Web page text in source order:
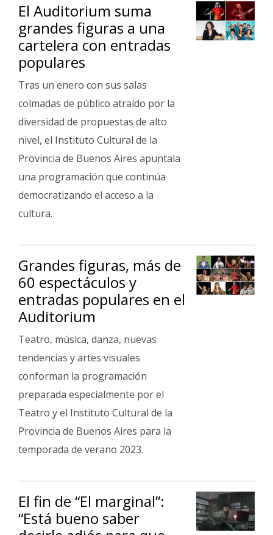
El Auditorium suma
grandes figuras a una
cartelera con entradas
populares
Tras un enero con sus salas
colmadas de público atraído por la
diversidad de propuestas de alto
nivel, el Instituto Cultural de la
Provincia de Buenos Aires apuntala
una programación que continúa
democratizando el acceso a la
cultura.
Grandes figuras, más de
60 espectáculos y
entradas populares en el
Auditorium
Teatro, música, danza, nuevas
tendencias y artes visuales
conforman la programación
preparada especialmente por el
Teatro y el Instituto Cultural de la
Provincia de Buenos Aires para la
temporada de verano 2023.
El fin de “El marginal”:
“Está bueno saber